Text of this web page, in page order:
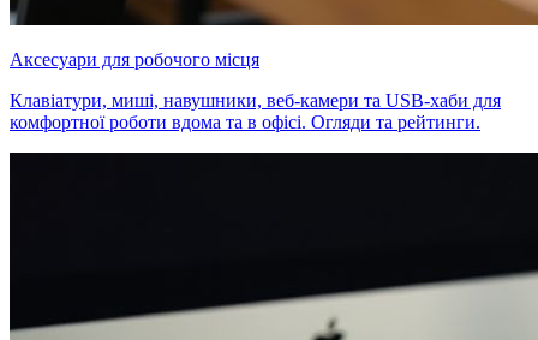
Аксесуари для робочого місця
Клавіатури, миші, навушники, веб-камери та USB-хаби для
комфортної роботи вдома та в офісі. Огляди та рейтинги.